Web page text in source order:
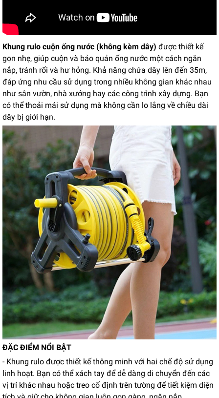
Khung rulo cuộn ống nước (không kèm dây) được thiết kế
gọn nhẹ, giúp cuộn và bảo quản ống nước một cách ngăn
nắp, tránh rối và hư hỏng. Khả năng chứa dây lên đến 35m,
đáp ứng nhu cầu sử dụng trong nhiều không gian khác nhau
như sân vườn, nhà xưởng hay các công trình xây dựng. Bạn
có thể thoải mái sử dụng mà không cần lo lắng về chiều dài
dây bị giới hạn.
ĐẶC ĐIỂM NỔI BẬT
- Khung rulo được thiết kế thông minh với hai chế độ sử dụng
linh hoạt. Bạn có thể xách tay để dễ dàng di chuyển đến các
vị trí khác nhau hoặc treo cố định trên tường để tiết kiệm diện